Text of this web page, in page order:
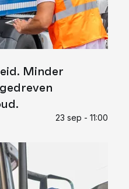
Minder
23 sep - 11:00